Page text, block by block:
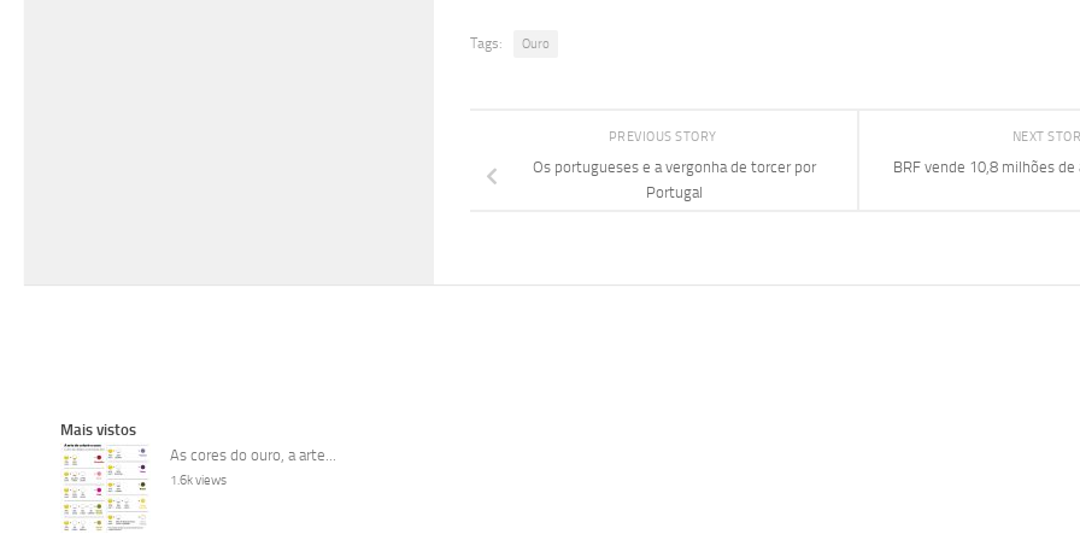
Tags: Ouro
NEXT
BRF vende 10,8 milhões de
PREVIOUS STORY
Os portugueses e a vergonha de torcer por
Portugal
Mais vistos
As cores do ouro, a arte...
1.6k views